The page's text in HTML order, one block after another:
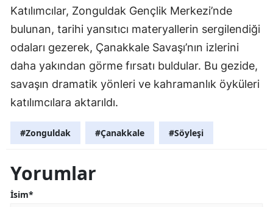
Katılımcılar, Zonguldak Gençlik Merkezi’nde
bulunan, tarihi yansıtıcı materyallerin sergilendiği
odaları gezerek, Çanakkale Savaşı’nın izlerini
daha yakından görme fırsatı buldular. Bu gezide,
savaşın dramatik yönleri ve kahramanlık öyküleri
katılımcılara aktarıldı.
#Zonguldak #Çanakkale #Söyleşi
Yorumlar
İsim*